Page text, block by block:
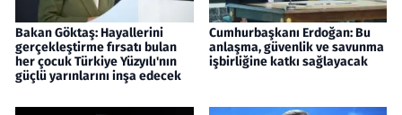
Bakan Göktaş: Hayallerini
gerçekleştirme fırsatı bulan
her çocuk Türkiye Yüzyılı'nın
güçlü yarınlarını inşa edecek
Cumhurbaşkanı Erdoğan: Bu
anlaşma, güvenlik ve savunma
işbirliğine katkı sağlayacak